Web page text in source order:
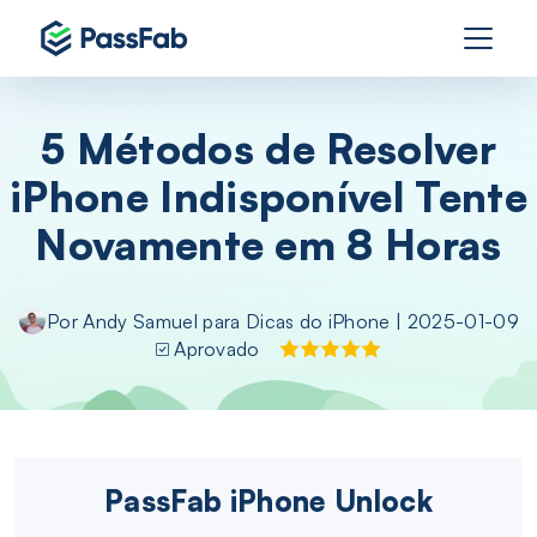
5 Métodos de Resolver
iPhone Indisponível Tente
Novamente em 8 Horas
PorAndy Samuel para Dicas do iPhone | 2025-01-09
Aprovado
PassFab iPhone Unlock